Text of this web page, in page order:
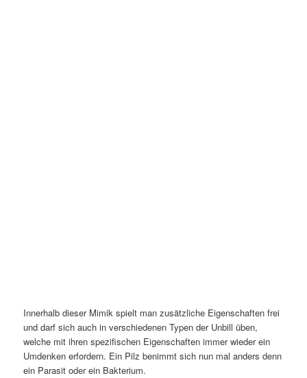
Innerhalb dieser Mimik spielt man zusätzliche Eigenschaften frei
und darf sich auch in verschiedenen Typen der Unbill üben,
welche mit ihren spezifischen Eigenschaften immer wieder ein
Umdenken erfordern. Ein Pilz benimmt sich nun mal anders denn
ein Parasit oder ein Bakterium.